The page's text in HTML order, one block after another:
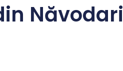
Năvodari